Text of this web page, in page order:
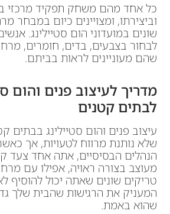
כל אחד מהם משחק תפקיד מרכזי
וביצירתו, ומצויינים כיום במבחר
שונים במועדוני הום סטיילינג.
לבחור בצבעים, בדים, חומרים,
שהם מעוניינים לראות בביתם.
מדריך לעיצוב פנים והום
לבתים קטנים
עיצוב פנים והום סטיילינג בבתים
שלא נותנת מרווח לטעויות, אך
הנהלים הבסיסיים, אתה אחד צעד
מעוצב בצורה ראויה, אפילו עם
טריקים שונים שאתה יכול להוסיף
המעניק את הרגישות שהבית שלך
שהוא באמת.